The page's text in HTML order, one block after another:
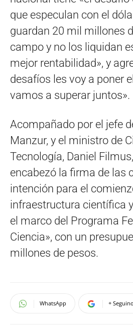
que especulan con el
guardan 20 mil millones
campo y no los liquidan
mejor rentabilidad», y
desafíos les voy a poner
vamos a superar juntos».
Acompañado por el jefe
Manzur, y el ministro de
Tecnología, Daniel
encabezó la firma de las
intención para el
infraestructura científica
el marco del Programa
Ciencia», con un
millones de pesos.
WhatsApp +